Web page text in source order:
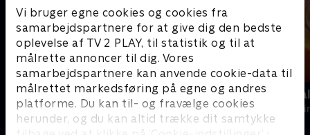
Vi bruger egne cookies og cookies fra
samarbejdspartnere for at give dig den bedste
oplevelse af TV 2 PLAY, til statistik og til at
målrette annoncer til dig. Vores
samarbejdspartnere kan anvende cookie-data til
målrettet markedsføring på egne og andres
platforme. Du kan til- og fravælge cookies
herunder, og du kan altid trække dit samtykke
Velkommen hjem til mord
Krimi & Spænding • 1 sæsoner
Mord på
Krimi &